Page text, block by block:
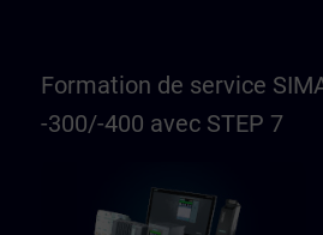
Formation de service
-300/-400 avec STEP 7